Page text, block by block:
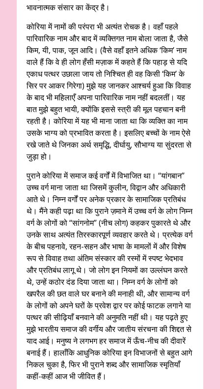
भावनात्मक संसार का केंद्र है।
कोरिया में नामों की परंपरा भी अत्यंत रोचक है। वहाँ पहले
पारिवारिक नाम और बाद में व्यक्तिगत नाम बोला जाता है, जैसे
किम, यी, पाक, जून आदि। (वैसे वहाँ इतने अधिक ‘किम’ नाम
वाले हैं कि वे ही लोग हँसी मज़ाक में कहते हैं कि पहाड़ से यदि
एकाध पत्थर उछाला जाय तो निश्चित ही वह किसी ‘किम’ के
सिर पर आकर गिरेगा) मुझे यह जानकर आश्चर्य हुआ कि विवाह
के बाद भी महिलाएँ अपना पारिवारिक नाम नहीं बदलतीं। यह
बात मुझे बहुत भायी, क्योंकि इससे स्त्री की मूल पहचान बनी
रहती है। कोरिया में यह भी माना जाता था कि व्यक्ति का नाम
उसके भाग्य को प्रभावित करता है। इसलिए बच्चों के नाम ऐसे
रखे जाते थे जिनका अर्थ समृद्धि, दीर्घायु, सौभाग्य या सुंदरता से
जुड़ा हो।
पुराने कोरिया में समाज कई वर्गों में विभाजित था। “यांगबान”
उच्च वर्ग माना जाता था जिसमें कुलीन, विद्वान और अधिकारी
आते थे। निम्न वर्गों पर अनेक प्रकार के सामाजिक प्रतिबंध
थे। मैंने कही पढ़ा था कि पुराने ज़माने में उच्च वर्ग के लोग निम्न
वर्ग के लोगों को “सांगनोम” (नीच लोग) कहकर पुकारते थे और
उनके साथ अत्यंत तिरस्कारपूर्ण व्यवहार करते थे। प्रत्येक वर्ग
के बीच पहनावे, रहन-सहन और भाषा के मामलों में और विशेष
रूप से विवाह तथा अंतिम संस्कार की रस्मों में स्पष्ट भेदभाव
और प्रतिबंध लागू थे। जो लोग इन नियमों का उल्लंघन करते
थे, उन्हें कठोर दंड दिया जाता था। निम्न वर्ग के लोगों को
खपरैल की छत वाले घर बनाने की मनाही थी, और सामान्य वर्ग
के लोगों को अपने घरों के प्रवेश द्वार पर कोई फाटक लगाने या
पत्थर की सीढ़ियाँ बनवाने की अनुमति नहीं थी। यह पढ़ते हुए
मुझे भारतीय समाज की वर्गीय और जातीय संरचना की शिद्दत से
याद आई। मनुष्य ने लगभग हर समाज में ऊँच-नीच की दीवारें
बनाई हैं। हालाँकि आधुनिक कोरिया इन विभाजनों से बहुत आगे
निकल चुका है, फिर भी पुराने शब्द और सामाजिक स्मृतियाँ
कहीं-कहीं आज भी जीवित हैं।